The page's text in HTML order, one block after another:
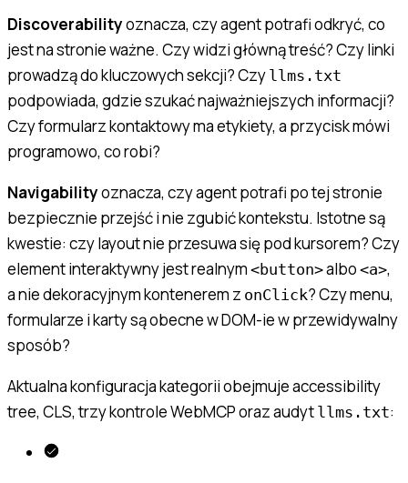
Discoverabilityoznacza, czy agent potrafi odkryć, co
jest na stronie ważne. Czy widzi główną treść? Czy linki
prowadzą do kluczowych sekcji? Czy llms.txt
podpowiada, gdzie szukać najważniejszych informacji?
Czy formularz kontaktowy ma etykiety, a przycisk mówi
programowo, co robi?
Navigabilityoznacza, czy agent potrafi po tej stronie
bezpiecznie przejść i nie zgubić kontekstu. Istotne są
kwestie: czy layout nie przesuwa się pod kursorem? Czy
element interaktywny jest realnym <button>albo <a>,
a nie dekoracyjnym kontenerem z onClick? Czy menu,
formularze i karty są obecne w DOM-ie w przewidywalny
sposób?
Aktualna konfiguracja kategorii obejmuje accessibility
tree, CLS, trzy kontrole WebMCP oraz audyt llms.txt: